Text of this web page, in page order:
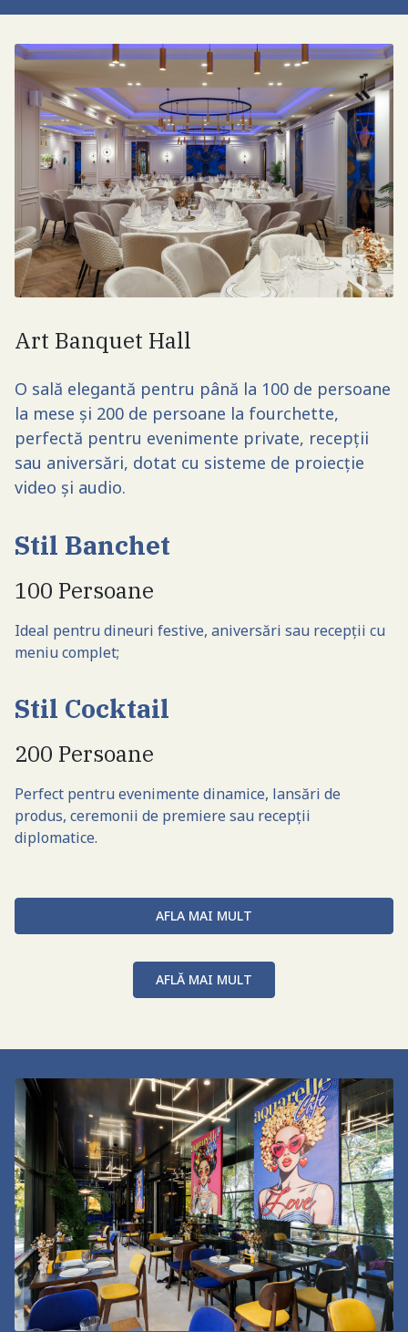
Art Banquet Hall
O sală elegantă pentru până la 100 de persoane
la mese și 200 de persoane la fourchette,
perfectă pentru evenimente private, recepții
sau aniversări, dotat cu sisteme de proiecție
video și audio.
Stil Banchet
100 Persoane
Ideal pentru dineuri festive, aniversări sau recepții cu
meniu complet;
Stil Cocktail
200 Persoane
Perfect pentru evenimente dinamice, lansări de
produs, ceremonii de premiere sau recepții
diplomatice.
AFLA MAI MULT
AFLĂ MAI MULT